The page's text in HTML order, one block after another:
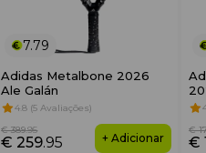
7.79
Adidas Metalbone 2026
Ale Galán
4.8 (5 Avaliações)
€ 259.95
€ 389.95
+ Adicionar €
€